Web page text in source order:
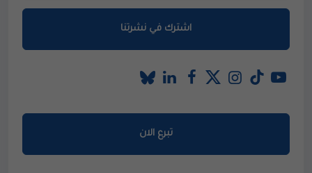
اشترك في نشرتنا
تبرع الان